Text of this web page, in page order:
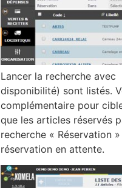
Lancer la recherche
disponibilité) sont listés.
complémentaire pour
que les articles réservés
recherche « Réservation
réservation en attente.